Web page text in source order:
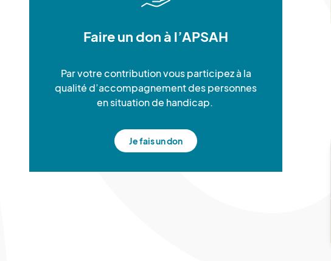
Faire un don à l’APSAH
Par votre contribution vous participez à la
qualité d’accompagnement des personnes
en situation de handicap.
Je fais un don